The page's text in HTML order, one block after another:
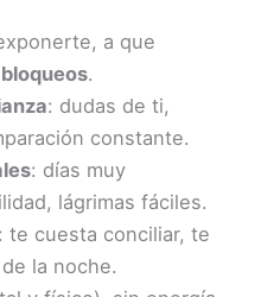
a que
bloqueos.
: dudas de ti,
constante.
: días muy
lágrimas fáciles.
: te cuesta conciliar, te
la noche.